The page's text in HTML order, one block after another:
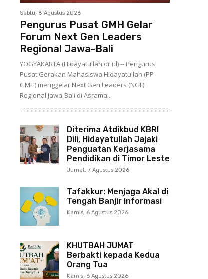
Sabtu, 8 Agustus 2026
Pengurus Pusat GMH Gelar
Forum Next Gen Leaders
Regional Jawa-Bali
YOGYAKARTA (Hidayatullah.or.id) -- Pengurus
Pusat Gerakan Mahasiswa Hidayatullah (PP
GMH) menggelar Next Gen Leaders (NGL)
Regional Jawa-Bali di Asrama...
Diterima Atdikbud KBRI
Dili, Hidayatullah Jajaki
Penguatan Kerjasama
Pendidikan di Timor Leste
Jumat, 7 Agustus 2026
Tafakkur: Menjaga Akal di
Tengah Banjir Informasi
Kamis, 6 Agustus 2026
KHUTBAH JUMAT
Berbakti kepada Kedua
Orang Tua
Kamis, 6 Agustus 2026